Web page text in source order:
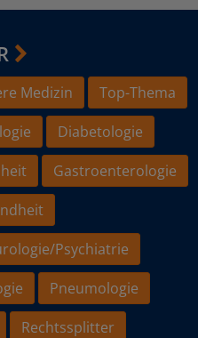
Medizin
Top-Thema
Diabetologie
Gastroenterologie
Psychiatrie
Pneumologie
Rechtssplitter